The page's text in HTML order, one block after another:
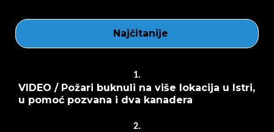
Najčitanije
1.
VIDEO / Požari buknuli na više lokacija u Istri,
u pomoć pozvana i dva kanadera
2.